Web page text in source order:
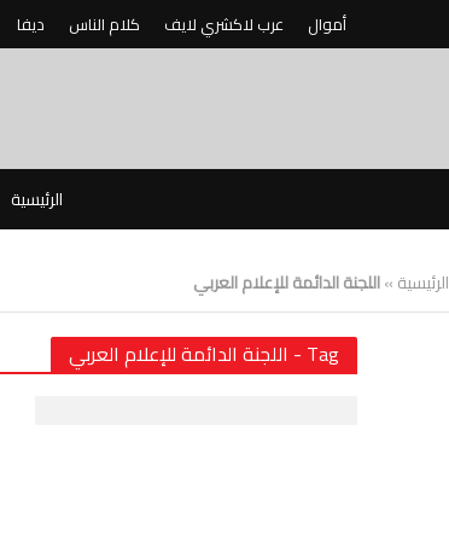
أموال عرب لاكشري لايف كلام الناس ديفا
الرئيسية
الرئيسية»اللجنة الدائمة للإعلام العربي
Tag - اللجنة الدائمة للإعلام العربي